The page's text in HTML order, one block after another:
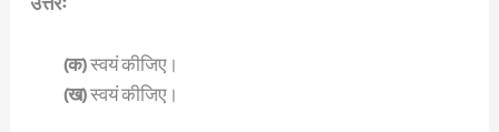
(क)स्वयं कीजिए।
(ख)स्वयं कीजिए।